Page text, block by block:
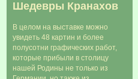
Шедевры Кранахов
В целом на выставке можно
увидеть 48 картин и более
полусотни графических работ,
которые прибыли в столицу
нашей Родины не только из